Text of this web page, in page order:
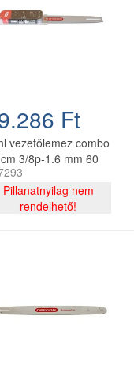
Ft
vezetőlemez combo
3/8p-1.6 mm 60
lánccal, Oregon
2 db lánc
Pillanatnyilag nem
rendelhető!